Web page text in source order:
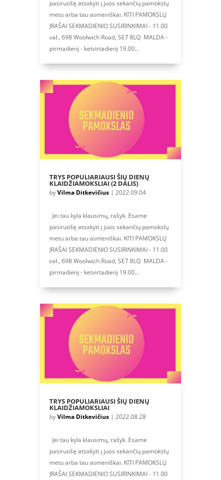
pasiruošę atsakyti į juos sekančių pamokslų
metu arba tau asmeniškai. KITI PAMOKSLŲ
ĮRAŠAI SEKMADIENIO SUSIRINKIMAI - 11.00
val., 698 Woolwich Road, SE7 8LQ MALDA -
pirmadienį - ketvirtadienį 19.00...
TRYS POPULIARIAUSI ŠIŲ DIENŲ
KLAIDŽIAMOKSLIAI (2 DALIS)
byVilma Ditkevičius| 2022.09.04
Jei tau kyla klausimų, rašyk. Esame
pasiruošę atsakyti į juos sekančių pamokslų
metu arba tau asmeniškai. KITI PAMOKSLŲ
ĮRAŠAI SEKMADIENIO SUSIRINKIMAI - 11.00
val., 698 Woolwich Road, SE7 8LQ MALDA -
pirmadienį - ketvirtadienį 19.00...
TRYS POPULIARIAUSI ŠIŲ DIENŲ
KLAIDŽIAMOKSLIAI
byVilma Ditkevičius| 2022.08.28
Jei tau kyla klausimų, rašyk. Esame
pasiruošę atsakyti į juos sekančių pamokslų
metu arba tau asmeniškai. KITI PAMOKSLŲ
ĮRAŠAI SEKMADIENIO SUSIRINKIMAI - 11.00